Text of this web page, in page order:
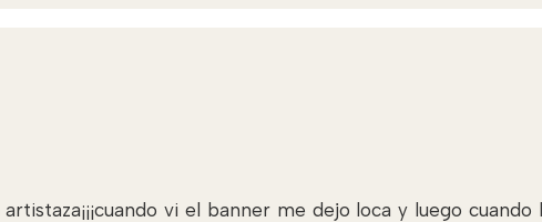
vi el banner me dejo loca y luego